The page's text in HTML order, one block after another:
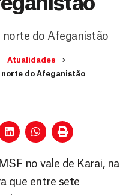
do Afeganistão
Atualidades
do Afeganistão
no vale de Karai, na
que entre sete